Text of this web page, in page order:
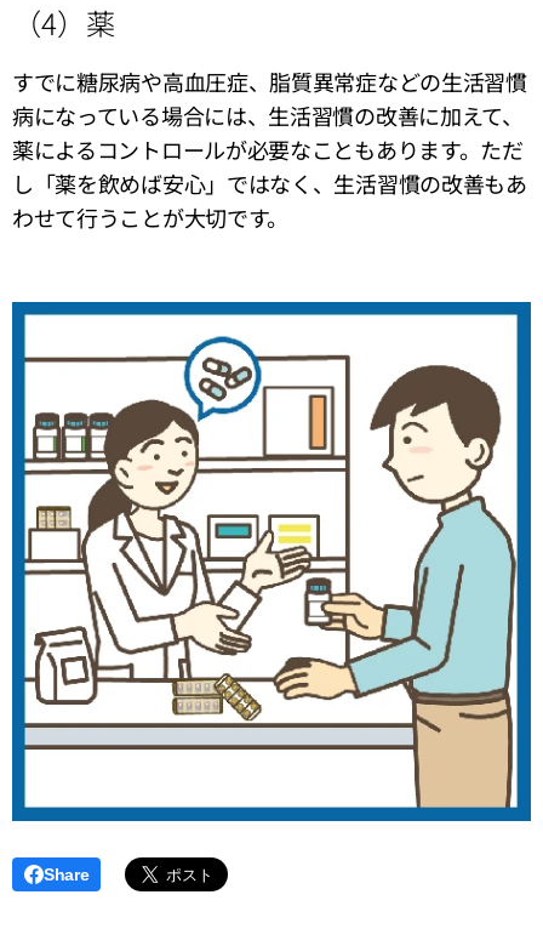
（4）薬
すでに糖尿病や高血圧症、脂質異常症などの生活習慣
病になっている場合には、生活習慣の改善に加えて、
薬によるコントロールが必要なこともあります。ただ
し「薬を飲めば安心」ではなく、生活習慣の改善もあ
わせて行うことが大切です。
Share